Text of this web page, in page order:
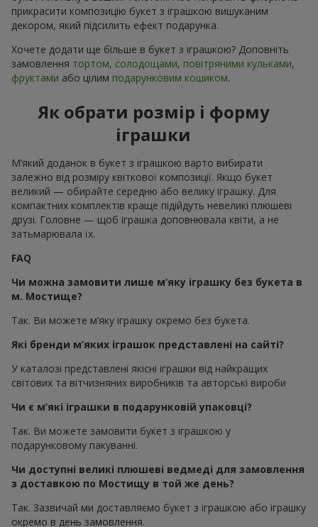
прикрасити композицію букет з іграшкою вишуканим
декором, який підсилить ефект подарунка.
Хочете додати ще більше в букет з іграшкою? Доповніть
замовлення тортом, солодощами, повітряними кульками,
фруктами або цілим подарунковим кошиком.
Як обрати розмір і форму
іграшки
М’який доданок в букет з іграшкою варто вибирати
залежно від розміру квіткової композиції. Якщо букет
великий — обирайте середню або велику іграшку. Для
компактних комплектів краще підійдуть невеликі плюшеві
друзі. Головне — щоб іграшка доповнювала квіти, а не
затьмарювала їх.
FAQ
Чи можна замовити лише м’яку іграшку без букета в
м. Мостище?
Так. Ви можете м’яку іграшку окремо без букета.
Які бренди м’яких іграшок представлені на сайті?
У каталозі представлені якісні іграшки від найкращих
світових та вітчизняних виробників та авторські вироби
Чи є м’які іграшки в подарунковій упаковці?
Так. Ви можете замовити букет з іграшкою у
подарунковому пакуванні.
Чи доступні великі плюшеві ведмеді для замовлення
з доставкою по Мостищу в той же день?
Так. Зазвичай ми доставляємо букет з іграшкою або іграшку
окремо в день замовлення.